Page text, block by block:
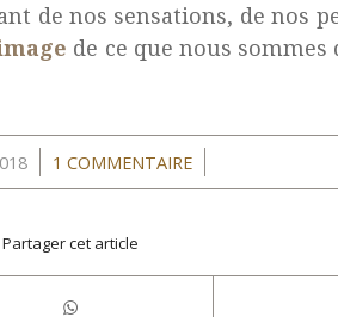
de nos sensations, de nos
de ce que nous sommes
1 COMMENTAIRE
/
Partager cet article